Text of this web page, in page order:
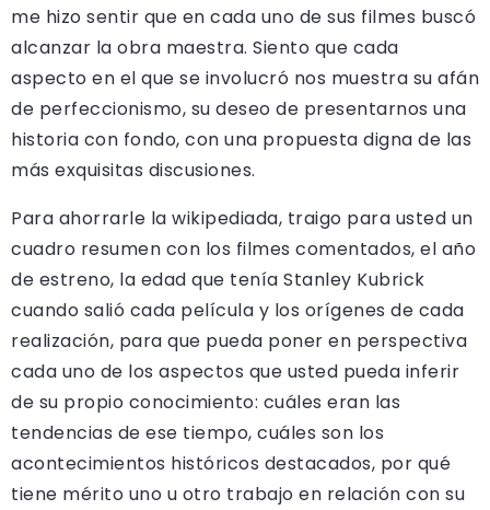
me hizo sentir que en cada uno de sus filmes buscó
alcanzar la obra maestra. Siento que cada
aspecto en el que se involucró nos muestra su afán
de perfeccionismo, su deseo de presentarnos una
historia con fondo, con una propuesta digna de las
más exquisitas discusiones.
Para ahorrarle la wikipediada, traigo para usted un
cuadro resumen con los filmes comentados, el año
de estreno, la edad que tenía Stanley Kubrick
cuando salió cada película y los orígenes de cada
realización, para que pueda poner en perspectiva
cada uno de los aspectos que usted pueda inferir
de su propio conocimiento: cuáles eran las
tendencias de ese tiempo, cuáles son los
acontecimientos históricos destacados, por qué
tiene mérito uno u otro trabajo en relación con su